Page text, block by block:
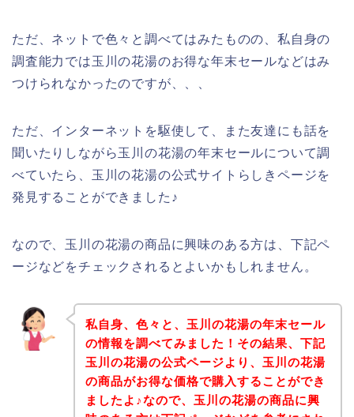
ただ、ネットで色々と調べてはみたものの、私自身の
調査能力では玉川の花湯のお得な年末セールなどはみ
つけられなかったのですが、、、
ただ、インターネットを駆使して、また友達にも話を
聞いたりしながら玉川の花湯の年末セールについて調
べていたら、玉川の花湯の公式サイトらしきページを
発見することができました♪
なので、玉川の花湯の商品に興味のある方は、下記ペ
ージなどをチェックされるとよいかもしれません。
私自身、色々と、玉川の花湯の年末セール
の情報を調べてみました！その結果、下記
玉川の花湯の公式ページより、玉川の花湯
の商品がお得な価格で購入することができ
ましたよ♪なので、玉川の花湯の商品に興